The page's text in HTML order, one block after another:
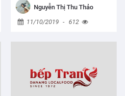
Nguyễn Thị Thu Thảo
11/10/2019 - 612